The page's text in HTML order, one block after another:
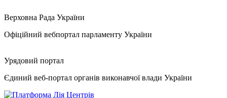
Верховна Рада України
Офіційний вебпортал парламенту України
Урядовий портал
Єдиний веб-портал органів виконавчої влади України